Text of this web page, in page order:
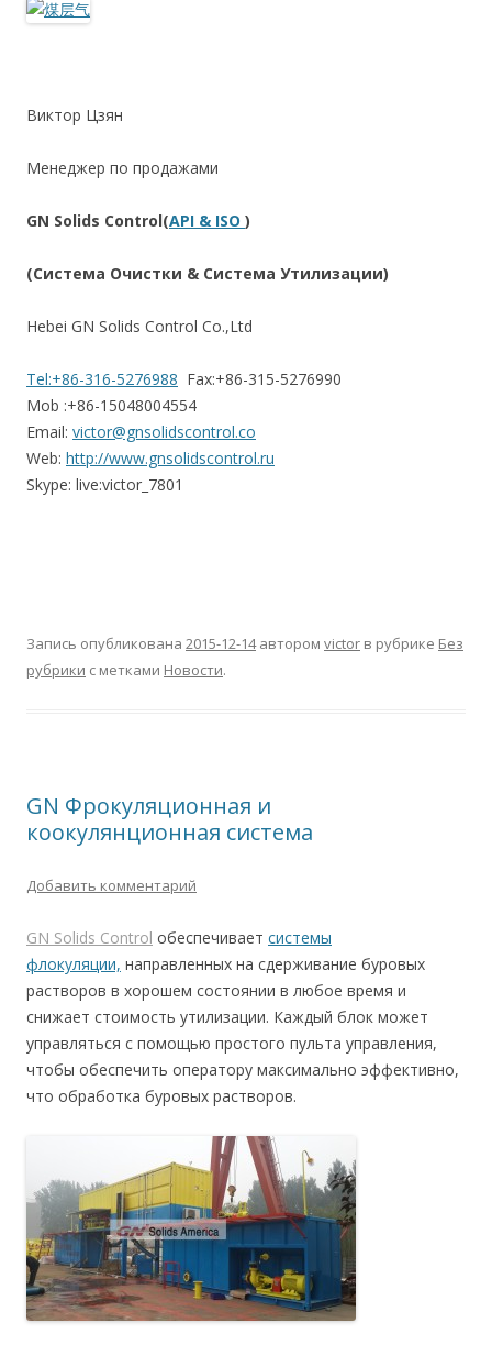
Виктор Цзян
Менеджер по продажами
GN Solids Control(API & ISO )
(Система Очистки & Система Утилизации)
Hebei GN Solids Control Co.,Ltd
Tel:+86-316-5276988 Fax:+86-315-5276990
Mob :+86-15048004554
Email: victor@gnsolidscontrol.co
Web: http://www.gnsolidscontrol.ru
Skype: live:victor_7801
Запись опубликована 2015-12-14автором victor в рубрике Без
рубрики с метками Новости.
GN Фрокуляционная и
коокулянционная система
Добавить комментарий
GN Solids Control обеспечивает системы
флокуляции, направленных на сдерживание буровых
растворов в хорошем состоянии в любое время и
снижает стоимость утилизации. Каждый блок может
управляться с помощью простого пульта управления,
чтобы обеспечить оператору максимально эффективно,
что обработка буровых растворов.